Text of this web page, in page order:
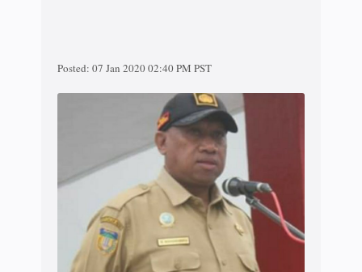
Posted: 07 Jan 2020 02:40 PM PST